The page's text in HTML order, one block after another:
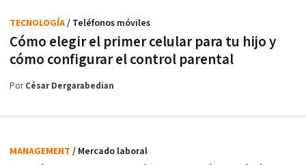
Cómo elegir el primer celular para tu hijo y
cómo configurar el control parental
TECNOLOGÍA/ Teléfonos móviles
PorCésar Dergarabedian
MANAGEMENT / Mercado laboral